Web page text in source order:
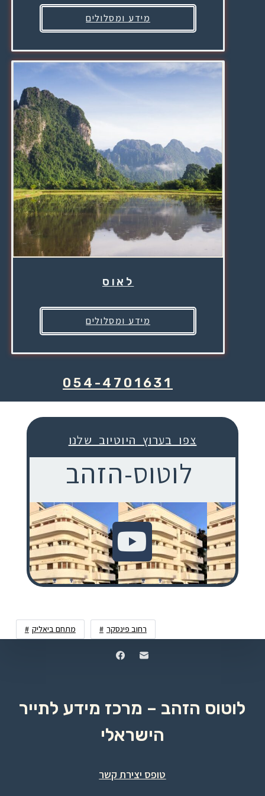
מידע ומסלולים
לאוס
מידע ומסלולים
054-4701631
צפו בערוץ היוטיוב שלנו
לוטוס-הזהב
מתחם ביאליק רחוב פינסקר
לוטוס הזהב – מרכז מידע לתייר
הישראלי
טופס יצירת קשר